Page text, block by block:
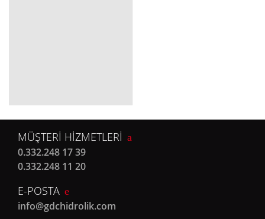
MÜŞTERİ HİZMETLERİ
0.332.248 17 39
0.332.248 11 20
E-POSTA
info@gdchidrolik.com